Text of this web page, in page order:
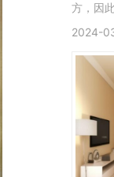
方，因
至关重
二手房
改造时
要的。
2024-